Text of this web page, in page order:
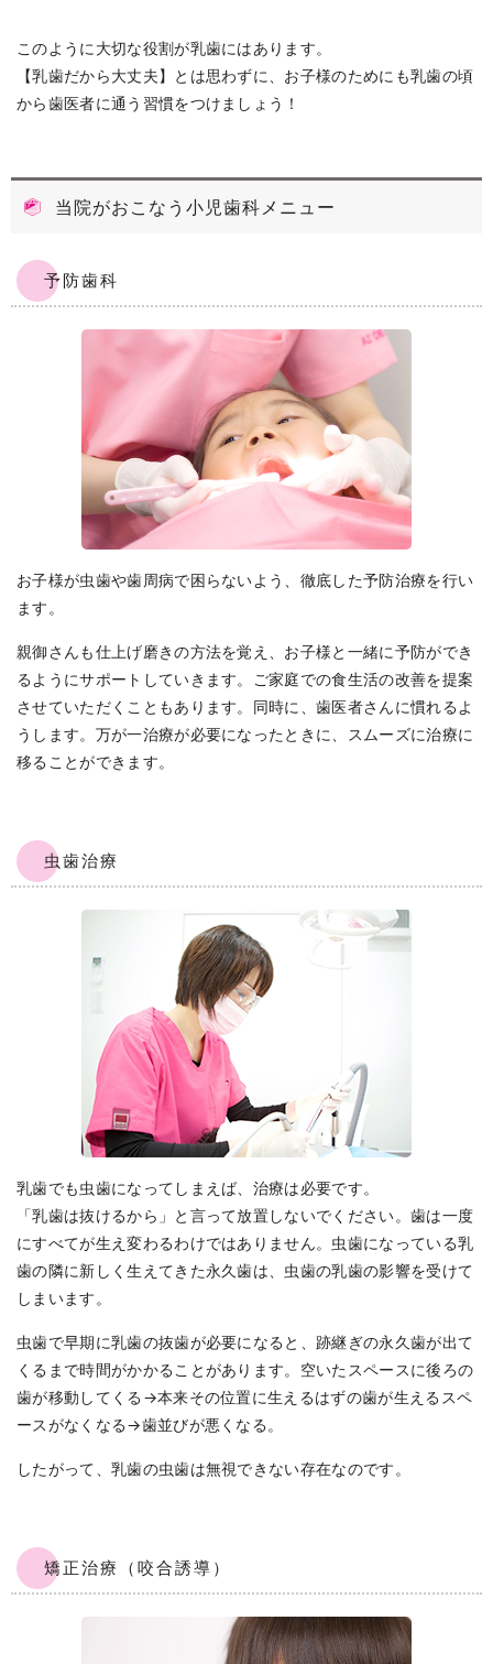
このように大切な役割が乳歯にはあります。
【乳歯だから大丈夫】とは思わずに、お子様のためにも乳歯の頃
から歯医者に通う習慣をつけましょう！
当院がおこなう小児歯科メニュー
予防歯科
お子様が虫歯や歯周病で困らないよう、徹底した予防治療を行い
ます。
親御さんも仕上げ磨きの方法を覚え、お子様と一緒に予防ができ
るようにサポートしていきます。ご家庭での食生活の改善を提案
させていただくこともあります。同時に、歯医者さんに慣れるよ
うします。万が一治療が必要になったときに、スムーズに治療に
移ることができます。
虫歯治療
乳歯でも虫歯になってしまえば、治療は必要です。
「乳歯は抜けるから」と言って放置しないでください。歯は一度
にすべてが生え変わるわけではありません。虫歯になっている乳
歯の隣に新しく生えてきた永久歯は、虫歯の乳歯の影響を受けて
しまいます。
虫歯で早期に乳歯の抜歯が必要になると、跡継ぎの永久歯が出て
くるまで時間がかかることがあります。空いたスペースに後ろの
歯が移動してくる→本来その位置に生えるはずの歯が生えるスペ
ースがなくなる→歯並びが悪くなる。
したがって、乳歯の虫歯は無視できない存在なのです。
矯正治療（咬合誘導）